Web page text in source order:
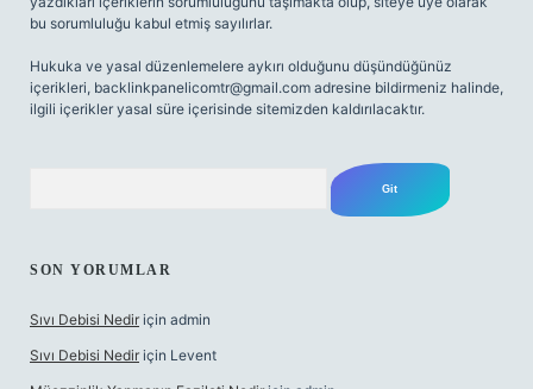
bu sorumluluğu kabul etmiş sayılırlar.
Hukuka ve yasal düzenlemelere aykırı olduğunu düşündüğünüz
içerikleri, backlinkpanelicomtr@gmail.com adresine bildirmeniz halinde,
ilgili içerikler yasal süre içerisinde sitemizden kaldırılacaktır.
SON YORUMLAR
Sıvı Debisi Nedir için admin
Sıvı Debisi Nedir için Levent